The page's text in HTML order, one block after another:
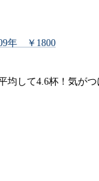
年 ￥1800
均して4.6杯！気が